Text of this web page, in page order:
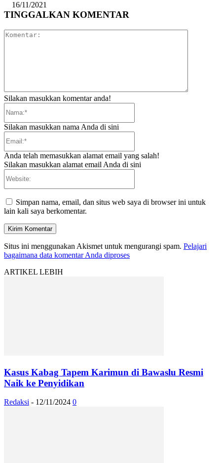
16/11/2021
TINGGALKAN KOMENTAR
Silakan masukkan komentar anda!
Silakan masukkan nama Anda di sini
Anda telah memasukkan alamat email yang salah!
Silakan masukkan alamat email Anda di sini
Simpan nama, email, dan situs web saya di browser ini untuk
lain kali saya berkomentar.
Situs ini menggunakan Akismet untuk mengurangi spam. Pelajari
bagaimana data komentar Anda diproses
ARTIKEL LEBIH
Kasus Kabag Tapem Karimun di Bawaslu Resmi
Naik ke Penyidikan
Redaksi - 12/11/2024 0